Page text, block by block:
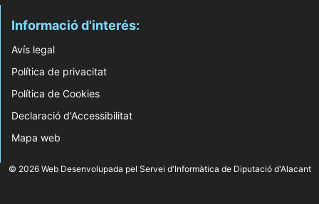
Informació d'interés:
Avís legal
Política de privacitat
Política de Cookies
Declaració d'Accessibilitat
Mapa web
© 2026 Web Desenvolupada pel Servei d'Informàtica de Diputació d'Alacant